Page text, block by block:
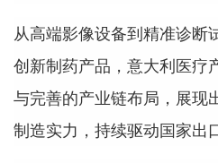
从高端影像设备到精准诊断
创新制药产品，意大利医疗
与完善的产业链布局，展现
制造实力，持续驱动国家出